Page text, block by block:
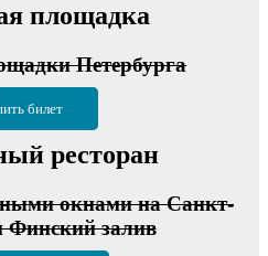
площадка
Петербурга
билет
ресторан
окнами на Санкт-
Финский залив